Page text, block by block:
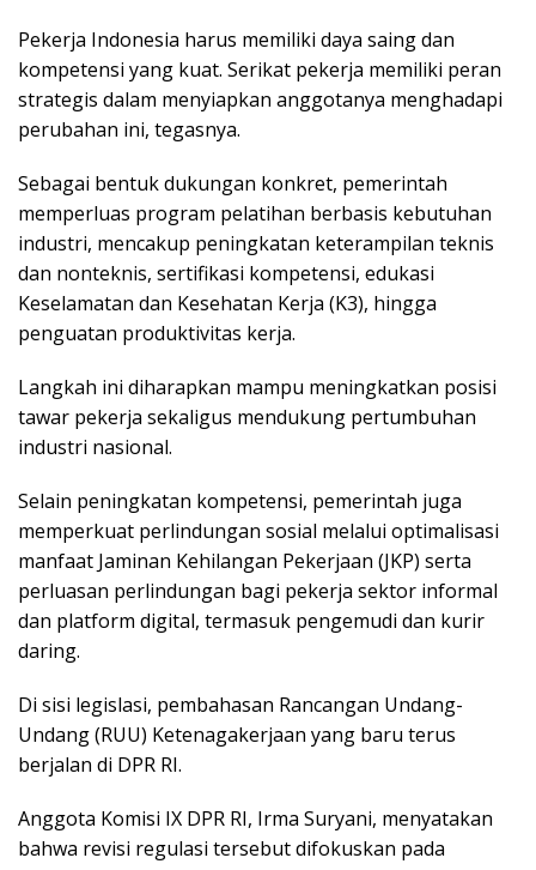
Pekerja Indonesia harus memiliki daya saing dan
kompetensi yang kuat. Serikat pekerja memiliki peran
strategis dalam menyiapkan anggotanya menghadapi
perubahan ini, tegasnya.
Sebagai bentuk dukungan konkret, pemerintah
memperluas program pelatihan berbasis kebutuhan
industri, mencakup peningkatan keterampilan teknis
dan nonteknis, sertifikasi kompetensi, edukasi
Keselamatan dan Kesehatan Kerja (K3), hingga
penguatan produktivitas kerja.
Langkah ini diharapkan mampu meningkatkan posisi
tawar pekerja sekaligus mendukung pertumbuhan
industri nasional.
Selain peningkatan kompetensi, pemerintah juga
memperkuat perlindungan sosial melalui optimalisasi
manfaat Jaminan Kehilangan Pekerjaan (JKP) serta
perluasan perlindungan bagi pekerja sektor informal
dan platform digital, termasuk pengemudi dan kurir
daring.
Di sisi legislasi, pembahasan Rancangan Undang-
Undang (RUU) Ketenagakerjaan yang baru terus
berjalan di DPR RI.
Anggota Komisi IX DPR RI, Irma Suryani, menyatakan
bahwa revisi regulasi tersebut difokuskan pada